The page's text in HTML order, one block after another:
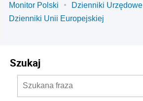
Monitor Polski
Dzienniki Urzędowe
Dzienniki Unii Europejskiej
Szukaj